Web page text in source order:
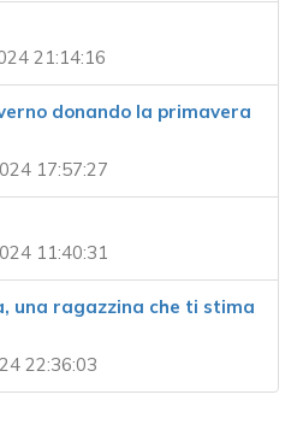
21:14:16
donando la primavera
17:57:27
11:40:31
una ragazzina che ti stima
22:36:03